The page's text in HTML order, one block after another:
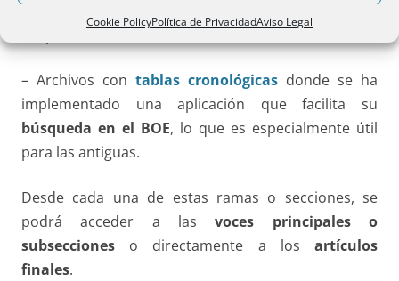
Cookie PolicyPolítica de PrivacidadAviso Legal
las de hipoteca mobiliaria y prenda sin
– Archivos con tablas cronológicas donde se ha
implementado una aplicación que facilita su
búsqueda en el BOE, lo que es especialmente útil
para las antiguas.
Desde cada una de estas ramas o secciones, se
podrá acceder a lasvoces principales o
subsecciones o directamente a losartículos
finales.